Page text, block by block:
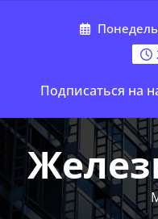
Подписаться на